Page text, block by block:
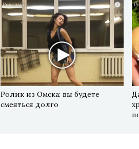
i
Ролик из Омска: вы будете
смеяться долго